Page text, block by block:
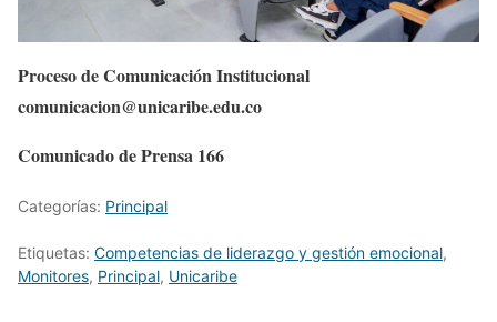
Proceso de Comunicación Institucional
comunicacion@unicaribe.edu.co
Comunicado de Prensa 166
Categorías: Principal
Etiquetas: Competencias de liderazgo y gestión emocional,
Monitores, Principal, Unicaribe